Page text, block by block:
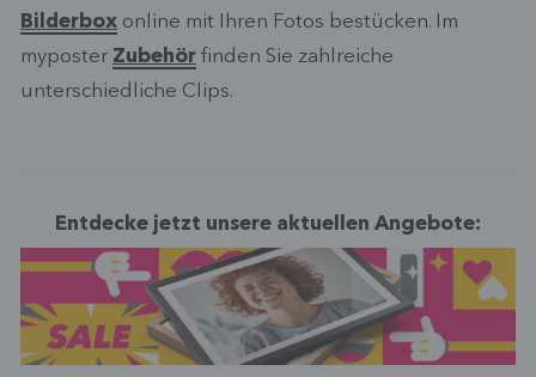
Bilderbox online mit Ihren Fotos bestücken. Im
myposter Zubehör finden Sie zahlreiche
unterschiedliche Clips.
Entdecke jetzt unsere aktuellen Angebote: